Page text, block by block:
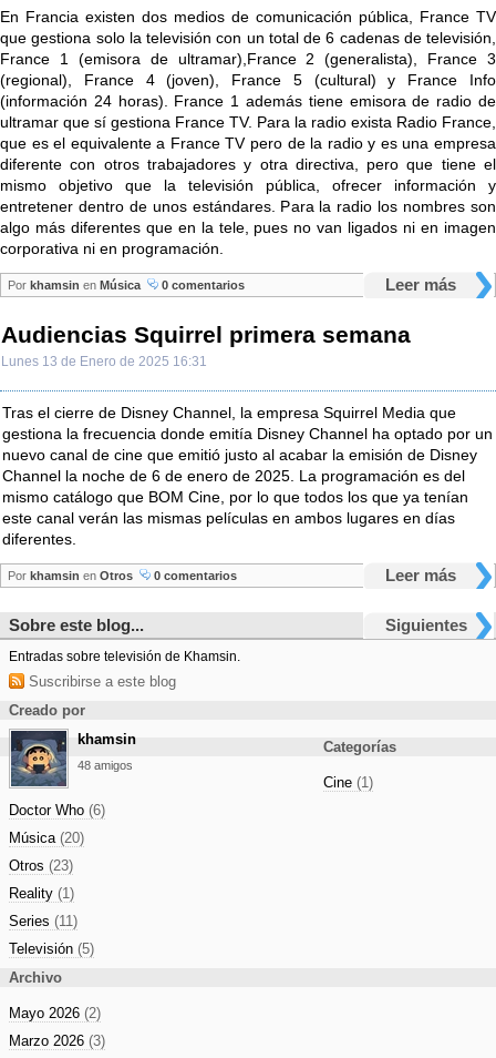
En Francia existen dos medios de comunicación pública, France TV
que gestiona solo la televisión con un total de 6 cadenas de televisión,
France 1 (emisora de ultramar),France 2 (generalista), France 3
(regional), France 4 (joven), France 5 (cultural) y France Info
(información 24 horas). France 1 además tiene emisora de radio de
ultramar que sí gestiona France TV. Para la radio exista Radio France,
que es el equivalente a France TV pero de la radio y es una empresa
diferente con otros trabajadores y otra directiva, pero que tiene el
mismo objetivo que la televisión pública, ofrecer información y
entretener dentro de unos estándares. Para la radio los nombres son
algo más diferentes que en la tele, pues no van ligados ni en imagen
corporativa ni en programación.
Leer más
Por khamsin en Música 0 comentarios
Audiencias Squirrel primera semana
Lunes 13 de Enero de 2025 16:31
Tras el cierre de Disney Channel, la empresa Squirrel Media que
gestiona la frecuencia donde emitía Disney Channel ha optado por un
nuevo canal de cine que emitió justo al acabar la emisión de Disney
Channel la noche de 6 de enero de 2025. La programación es del
mismo catálogo que BOM Cine, por lo que todos los que ya tenían
este canal verán las mismas películas en ambos lugares en días
diferentes.
Leer más
Por khamsin en Otros 0 comentarios
Siguientes
Sobre este blog...
Entradas sobre televisión de Khamsin.
Suscribirse a este blog
Creado por
khamsin
48 amigos
Categorías
Cine (1)
Doctor Who (6)
Música (20)
Otros (23)
Reality (1)
Series (11)
Televisión (5)
Archivo
Mayo 2026 (2)
Marzo 2026 (3)